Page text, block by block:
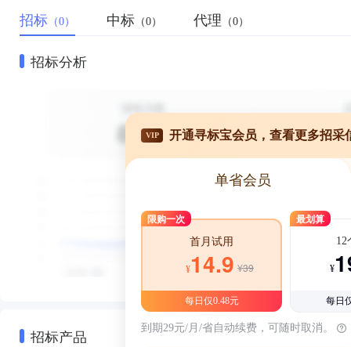
招标 （0） 中标 （0） 代理 （0）
招标分析
招标产品
VIP 开通寻标宝会员，查看更多招采
单省会员
限购一次
首月试用
¥14.9 ¥39
每日仅0.48元
最划算
12
¥
每日
到期29元/月/省自动续费，可随时取消。